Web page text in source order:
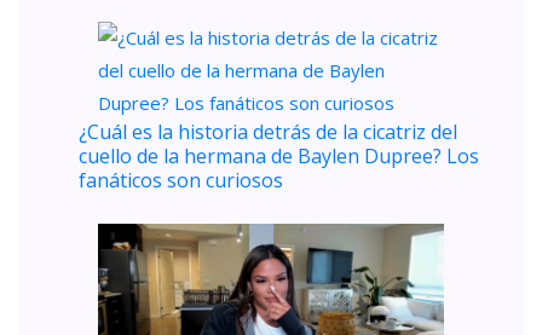
¿Cuál es la historia detrás de la cicatriz del
cuello de la hermana de Baylen Dupree? Los
fanáticos son curiosos